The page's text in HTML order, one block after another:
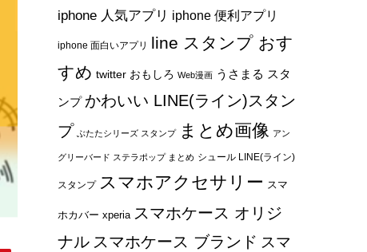
iphone 人気アプリ iphone 便利アプリ
iphone 面白いアプリ line スタンプ おす
すめ twitter おもしろ Web漫画 うさまる スタ
ンプ かわいい LINE(ライン)スタン
プ ぶたたシリーズ スタンプ まとめ画像 アン
グリーバード ステラポップ まとめ シュール LINE(ライン)
スタンプ スマホアクセサリー スマ
ホカバー xperia スマホケース オリジ
ナル スマホケース ブランド スマ